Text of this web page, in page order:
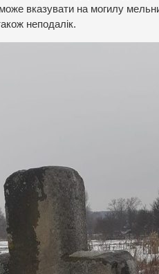
вказувати на могилу
неподалік.